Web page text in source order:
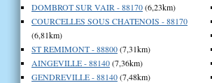
DOMBROT SUR VAIR - 88170(6,23km)
COURCELLES SOUS CHATENOIS - 88170
(6,81km)
ST REMIMONT - 88800(7,31km)
AINGEVILLE - 88140(7,36km)
GENDREVILLE - 88140(7,48km)